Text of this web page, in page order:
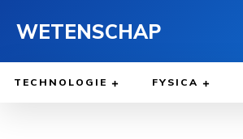
WETENSCHAP
TECHNOLOGIE FYSICA